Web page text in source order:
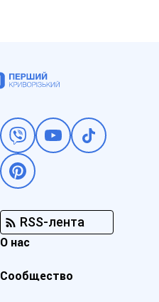
RSS-лента
О нас
Сообщество